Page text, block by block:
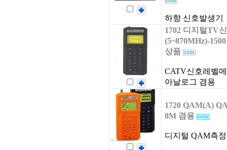
하향 신호발생기
1702 디지털TV
(5~870MHz)-
상품
CATV신호레벨
아날로그 겸용
1720 QAM(A)
8M 겸용
디지털 QAM측